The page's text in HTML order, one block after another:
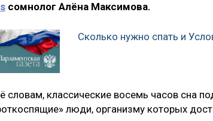
сомнолог Алёна Максимова.
Сколько нужно спать и
словам, классические восемь часов сна
люди, организму которых